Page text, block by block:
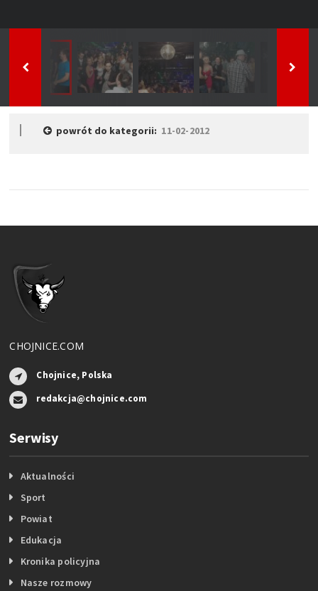
powrót do kategorii: 11-02-2012
CHOJNICE.COM
Chojnice, Polska
redakcja@chojnice.com
Serwisy
Aktualności
Sport
Powiat
Edukacja
Kronika policyjna
Nasze rozmowy